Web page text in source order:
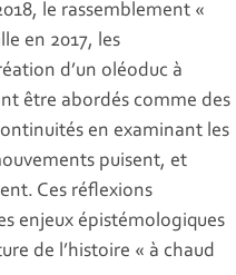
le rassemblement «
en 2017, les
d’un oléoduc à
être abordés comme des
en examinant les
puisent, et
Ces réflexions
enjeux épistémologiques
de l’histoire « à chaud